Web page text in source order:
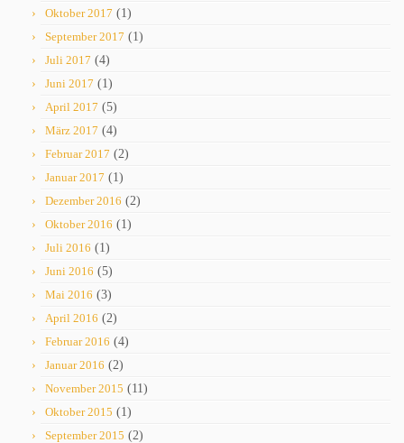
Oktober 2017 (1)
September 2017 (1)
Juli 2017 (4)
Juni 2017 (1)
April 2017 (5)
März 2017 (4)
Februar 2017 (2)
Januar 2017 (1)
Dezember 2016 (2)
Oktober 2016 (1)
Juli 2016 (1)
Juni 2016 (5)
Mai 2016 (3)
April 2016 (2)
Februar 2016 (4)
Januar 2016 (2)
November 2015 (11)
Oktober 2015 (1)
September 2015 (2)